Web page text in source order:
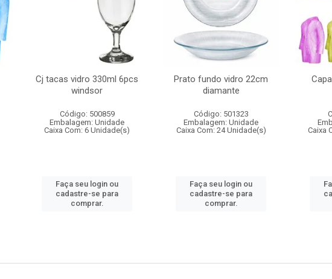
Cj tacas vidro 330ml 6pcs
windsor
Código: 500859
Embalagem: Unidade
Caixa Com: 6 Unidade(s)
Faça seu login ou
cadastre-se para
comprar.
Prato fundo vidro 22cm
diamante
Código: 501323
Embalagem: Unidade
Caixa Com: 24 Unidade(s)
Faça seu login ou
cadastre-se para
comprar.
Caixa